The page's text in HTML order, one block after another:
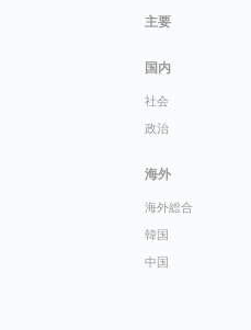
主要
国内
社会
政治
海外
海外総合
韓国
中国